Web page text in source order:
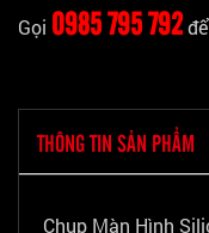
Gọi 0985 795 792
THÔNG TIN SẢN PHẨM
Chụp Màn Hình